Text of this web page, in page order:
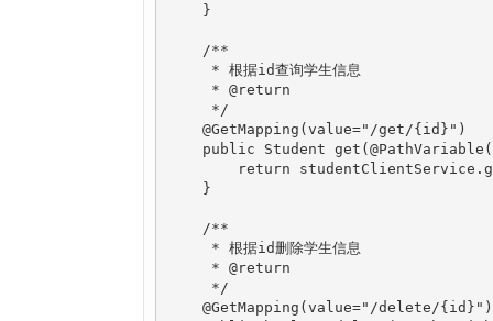
}
/**
* 根据id查询学生信息
* @return
*/
@GetMapping(value="/get/{id}")
public Student
return
}
/**
* 根据id删除学生信息
* @return
*/
@GetMapping(value="/delete/{id}")